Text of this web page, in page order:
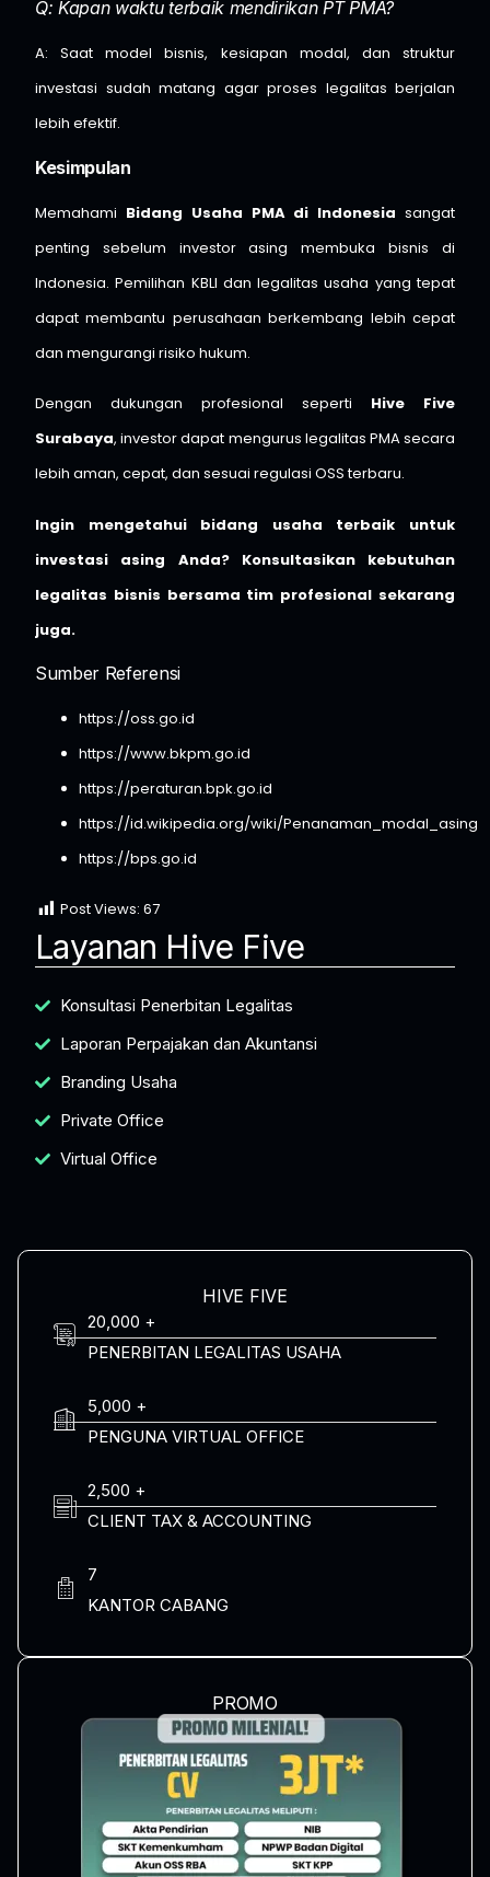
Q: Kapan waktu terbaik mendirikan PT PMA?
A: Saat model bisnis, kesiapan modal, dan struktur
investasi sudah matang agar proses legalitas berjalan
lebih efektif.
Kesimpulan
Memahami Bidang Usaha PMA di Indonesia sangat
penting sebelum investor asing membuka bisnis di
Indonesia. Pemilihan KBLI dan legalitas usaha yang tepat
dapat membantu perusahaan berkembang lebih cepat
dan mengurangi risiko hukum.
Dengan dukungan profesional seperti Hive Five
Surabaya, investor dapat mengurus legalitas PMA secara
lebih aman, cepat, dan sesuai regulasi OSS terbaru.
Ingin mengetahui bidang usaha terbaik untuk
investasi asing Anda? Konsultasikan kebutuhan
legalitas bisnis bersama tim profesional sekarang
juga.
Sumber Referensi
https://oss.go.id
https://www.bkpm.go.id
https://peraturan.bpk.go.id
https://id.wikipedia.org/wiki/Penanaman_modal_asing
https://bps.go.id
Post Views: 67
Layanan Hive Five
Konsultasi Penerbitan Legalitas
Laporan Perpajakan dan Akuntansi
Branding Usaha
Private Office
Virtual Office
HIVE FIVE
20,000 +
PENERBITAN LEGALITAS USAHA
5,000 +
PENGUNA VIRTUAL OFFICE
2,500 +
CLIENT TAX & ACCOUNTING
7
KANTOR CABANG
PROMO